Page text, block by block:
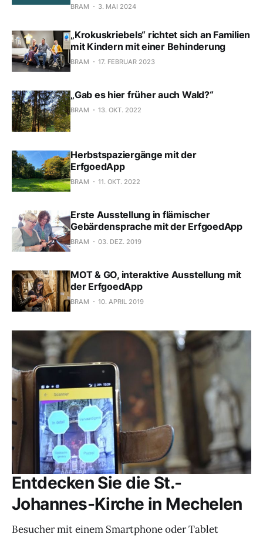
BRAM 3. MAI 2024
„Krokuskriebels“ richtet sich an Familien
mit Kindern mit einer Behinderung
BRAM 17. FEBRUAR 2023
„Gab es hier früher auch Wald?“
BRAM 13. OKT. 2022
Herbstspaziergänge mit der
ErfgoedApp
BRAM 11. OKT. 2022
Erste Ausstellung in flämischer
Gebärdensprache mit der ErfgoedApp
BRAM 03. DEZ. 2019
MOT & GO, interaktive Ausstellung mit
der ErfgoedApp
BRAM 10. APRIL 2019
Entdecken Sie die St.-
Johannes-Kirche in Mechelen
Besucher mit einem Smartphone oder Tablet